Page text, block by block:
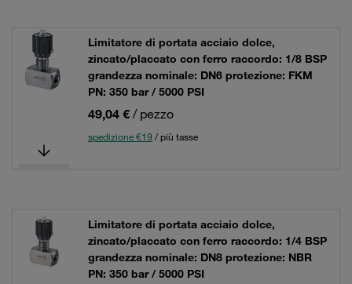
Limitatore di portata acciaio dolce,
zincato/placcato con ferro raccordo: 1/8 BSP
grandezza nominale: DN6 protezione: FKM
PN: 350 bar / 5000 PSI
49,04 € / pezzo
spedizione €19 / più tasse
Limitatore di portata acciaio dolce,
zincato/placcato con ferro raccordo: 1/4 BSP
grandezza nominale: DN8 protezione: NBR
PN: 350 bar / 5000 PSI